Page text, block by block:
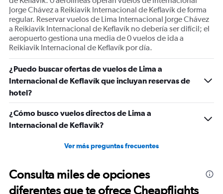
Jorge Chávez a Reikiavik Internacional de Keflavík de forma
regular. Reservar vuelos de Lima Internacional Jorge Chávez
a Reikiavik Internacional de Keflavík no debería ser difícil; el
aeropuerto gestiona una media de 0 vuelos de ida a
Reikiavik Internacional de Keflavík por día.
¿Puedo buscar ofertas de vuelos de Lima a
Internacional de Keflavík que incluyan reservas de
hotel?
¿Cómo busco vuelos directos de Lima a
Internacional de Keflavík?
Ver más preguntas frecuentes
Consulta miles de opciones
diferentes que te ofrece Cheapflights